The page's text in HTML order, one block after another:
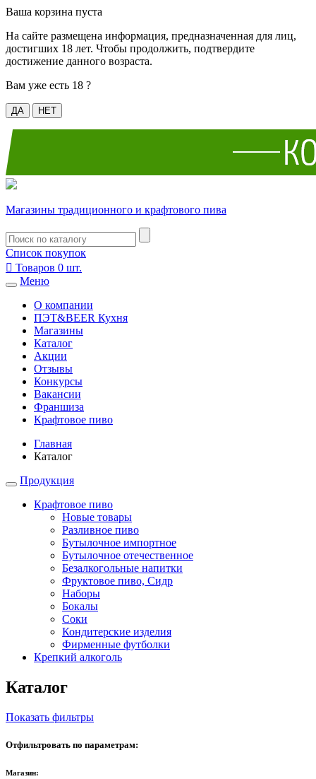
Ваша корзина пуста
На сайте размещена информация, предназначенная для лиц,
достигших 18 лет. Чтобы продолжить, подтвердите
достижение данного возраста.
Вам уже есть 18 ?
ДА НЕТ
Магазины традиционного и крафтового пива
Список покупок
 Товаров 0 шт.
Меню
О компании
ПЭТ&BEER Кухня
Магазины
Каталог
Акции
Отзывы
Конкурсы
Вакансии
Франшиза
Крафтовое пиво
Главная
Каталог
Продукция
Крафтовое пиво
Новые товары
Разливное пиво
Бутылочное импортное
Бутылочное отечественное
Безалкогольные напитки
Фруктовое пиво, Сидр
Наборы
Бокалы
Соки
Кондитерские изделия
Фирменные футболки
Крепкий алкоголь
Каталог
Показать фильтры
Отфильтровать по параметрам:
Магазин: